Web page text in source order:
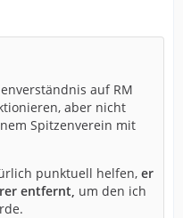
auf RM
aber nicht
Spitzenverein mit
punktuell helfen, er
entfernt, um den ich